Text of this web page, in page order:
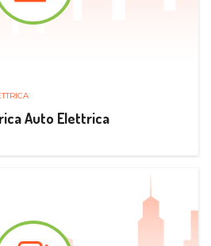
Auto Elettrica